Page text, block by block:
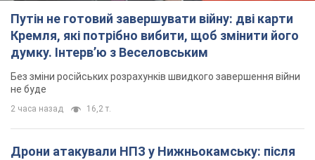
Путін не готовий завершувати війну: дві карти
Кремля, які потрібно вибити, щоб змінити його
думку. Інтерв’ю з Веселовським
Без зміни російських розрахунків швидкого завершення війни
не буде
2 часа назад 16,2 т.
Дрони атакували НПЗ у Нижньокамську: після